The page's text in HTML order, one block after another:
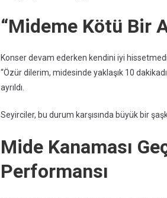
“Mideme Kötü Bir
Konser devam ederken kendini iyi
“Özür dilerim, midesinde yaklaşık 10
ayrıldı.
Seyirciler, bu durum karşısında büyük bir
Mide Kanaması
Performansı